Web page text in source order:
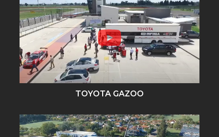
TOYOTA GAZOO